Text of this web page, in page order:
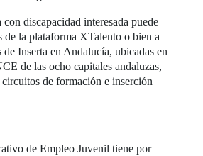
discapacidad interesada puede
de la plataforma XTalento o bien a
de Inserta en Andalucía, ubicadas en
de las ocho capitales andaluzas,
circuitos de formación e inserción
de Empleo Juvenil tiene por